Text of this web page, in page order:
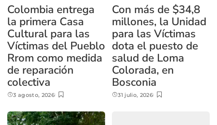
Colombia entrega
la primera Casa
Cultural para las
Víctimas del Pueblo
Rrom como medida
de reparación
colectiva
3 agosto, 2026
Con más de $34,8
millones, la Unidad
para las Víctimas
dota el puesto de
salud de Loma
Colorada, en
Bosconia
31 julio, 2026